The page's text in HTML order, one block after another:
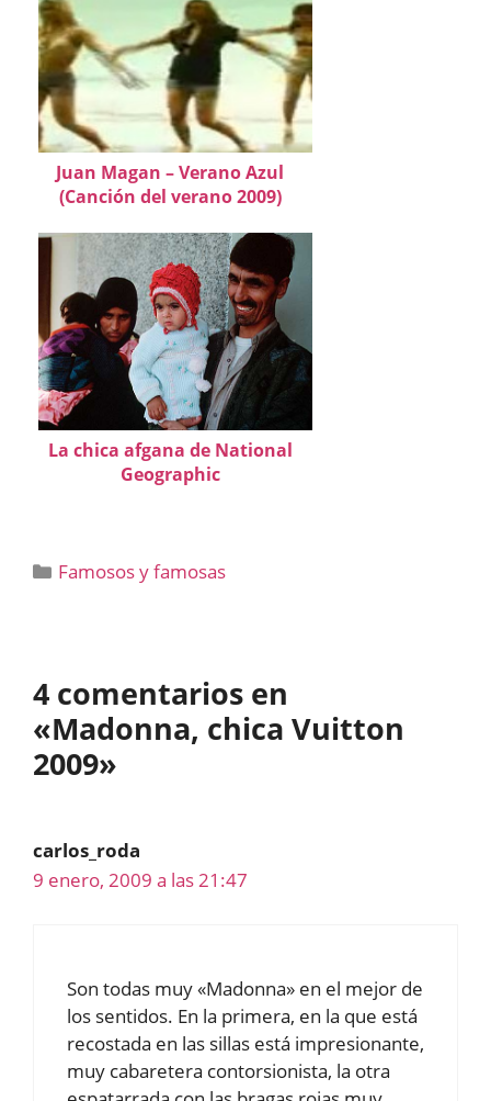
Juan Magan – Verano Azul
(Canción del verano 2009)
La chica afgana de National
Geographic
Categorías
Famosos y famosas
4 comentarios en
«Madonna, chica Vuitton
2009»
carlos_roda
9 enero, 2009 a las 21:47
Son todas muy «Madonna» en el mejor de
los sentidos. En la primera, en la que está
recostada en las sillas está impresionante,
muy cabaretera contorsionista, la otra